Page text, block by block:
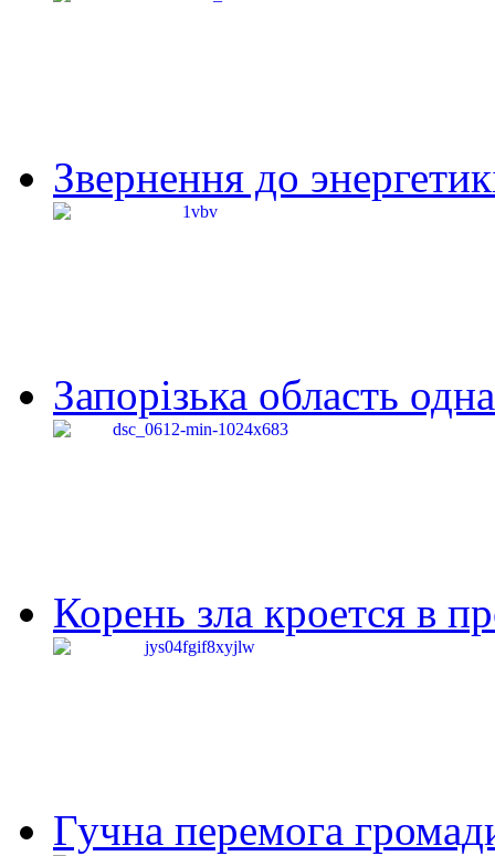
Звернення до
Запорізька область
Корень зла кроется в
Гучна перемога